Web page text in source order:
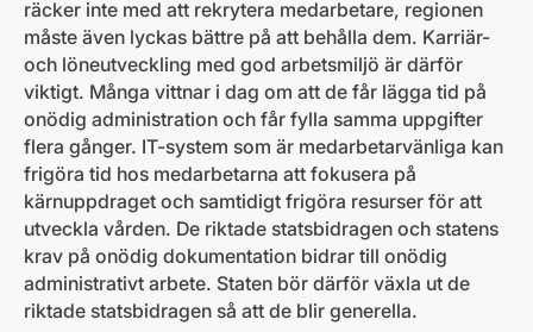
räcker inte med att rekrytera medarbetare, regionen
måste även lyckas bättre på att behålla dem. Karriär-
och löneutveckling med god arbetsmiljö är därför
viktigt. Många vittnar i dag om att de får lägga tid på
onödig administration och får fylla samma uppgifter
flera gånger. IT-system som är medarbetarvänliga kan
frigöra tid hos medarbetarna att fokusera på
kärnuppdraget och samtidigt frigöra resurser för att
utveckla vården. De riktade statsbidragen och statens
krav på onödig dokumentation bidrar till onödig
administrativt arbete. Staten bör därför växla ut de
riktade statsbidragen så att de blir generella.